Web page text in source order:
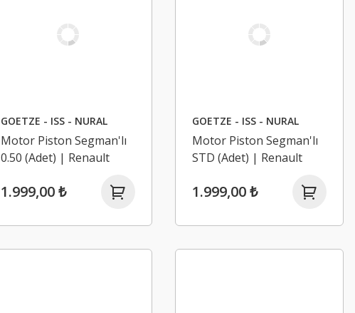
GOETZE - ISS - NURAL
Motor Piston Segman'lı
0.50 (Adet) | Renault
TD G9T
1.999,00 ₺
GOETZE - ISS - NURAL
Motor Piston Segman'lı
STD (Adet) | Renault
TD G9T
1.999,00 ₺